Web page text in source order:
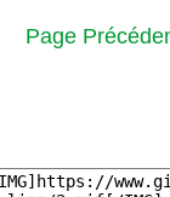
Page